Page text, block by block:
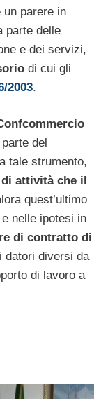
un parere in
parte delle
e dei servizi,
di cui gli
2003.
del
tale strumento,
attività che il
quest’ultimo
nelle ipotesi in
di contratto di
datori diversi da
di lavoro a